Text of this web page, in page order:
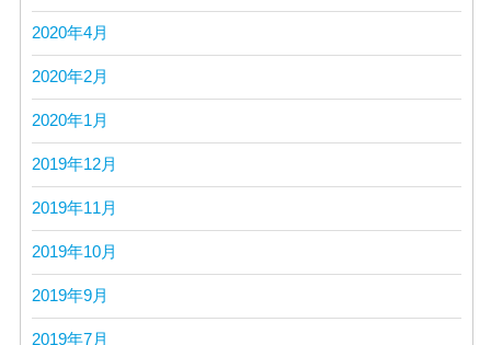
2020年4月
2020年2月
2020年1月
2019年12月
2019年11月
2019年10月
2019年9月
2019年7月